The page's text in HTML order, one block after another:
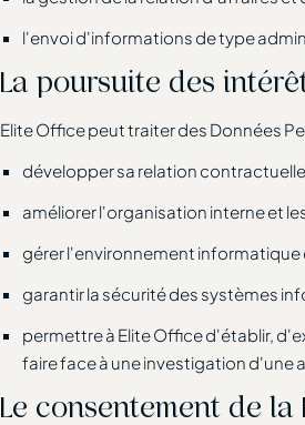
l'envoi d'informations de type
La poursuite des
Elite Office peut traiter des Données
développer sa relation
améliorer l'organisation interne et
gérer l'environnement informatique
garantir la sécurité des systèmes
permettre à Elite Office d'établir,
faire face à une investigation d'une
Le consentement de la